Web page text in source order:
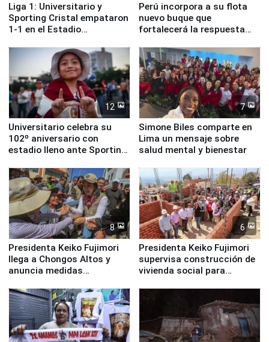
Liga 1: Universitario y
Sporting Cristal empataron
1-1 en el Estadio
Perú incorpora a su flota
nuevo buque que
fortalecerá la respuesta
12
Universitario celebra su
102º aniversario con
estadio lleno ante Sporting
7
Simone Biles comparte en
Lima un mensaje sobre
salud mental y bienestar
8
Presidenta Keiko Fujimori
llega a Chongos Altos y
anuncia medidas
educación, salud y empleo
6
Presidenta Keiko Fujimori
supervisa construcción de
vivienda social para